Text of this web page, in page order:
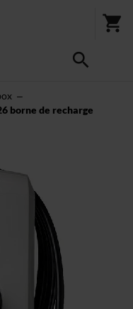
borne de recharge